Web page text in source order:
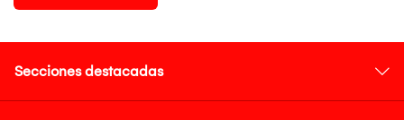
Secciones destacadas